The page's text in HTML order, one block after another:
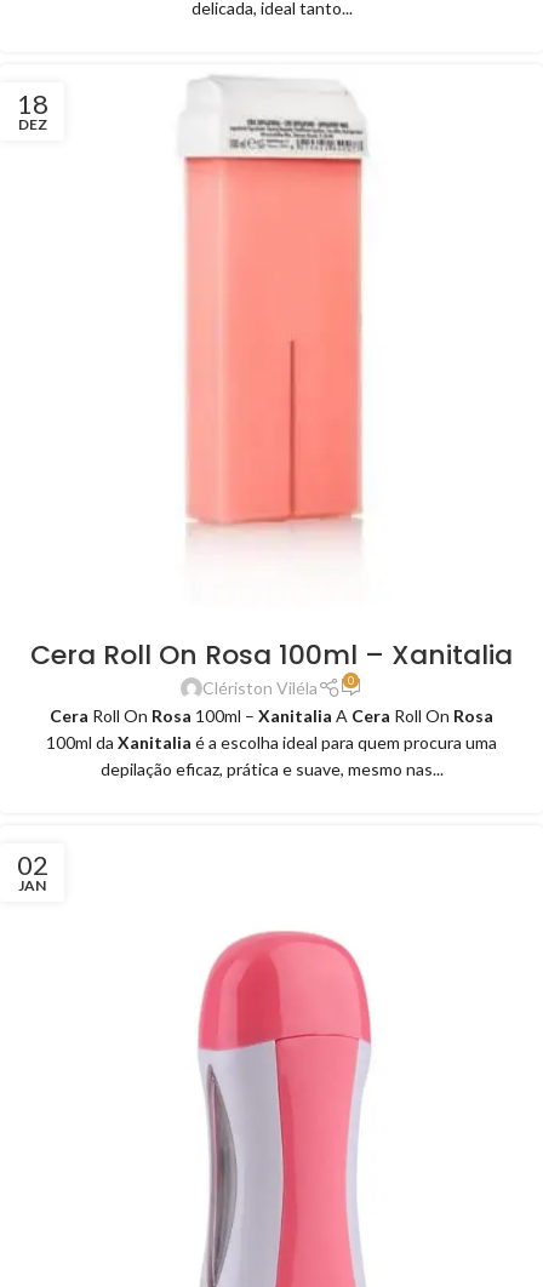
delicada, ideal tanto...
18
DEZ
Cera Roll On Rosa 100ml – Xanitalia
Clériston Viléla 0
Cera Roll On Rosa 100ml – Xanitalia A Cera Roll On Rosa
100ml da Xanitalia é a escolha ideal para quem procura uma
depilação eficaz, prática e suave, mesmo nas...
02
JAN